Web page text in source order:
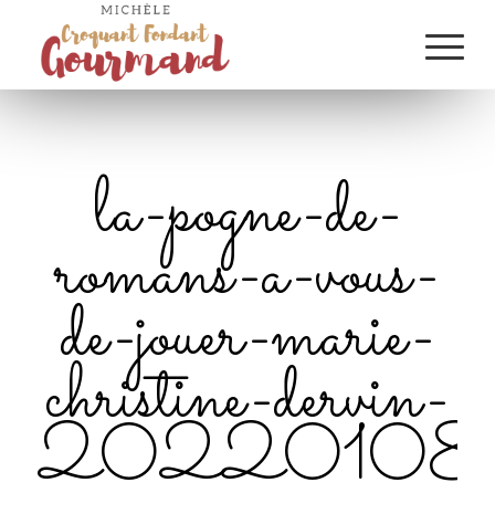
la-pogne-de-
romans-a-vous-
de-jouer-marie-
christine-dervin-